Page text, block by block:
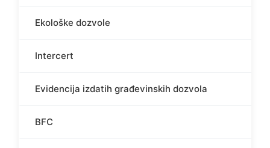
Ekološke dozvole
Intercert
Evidencija izdatih građevinskih dozvola
BFC